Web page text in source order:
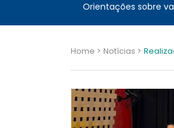
Orientações sobre
Home > Notícias >